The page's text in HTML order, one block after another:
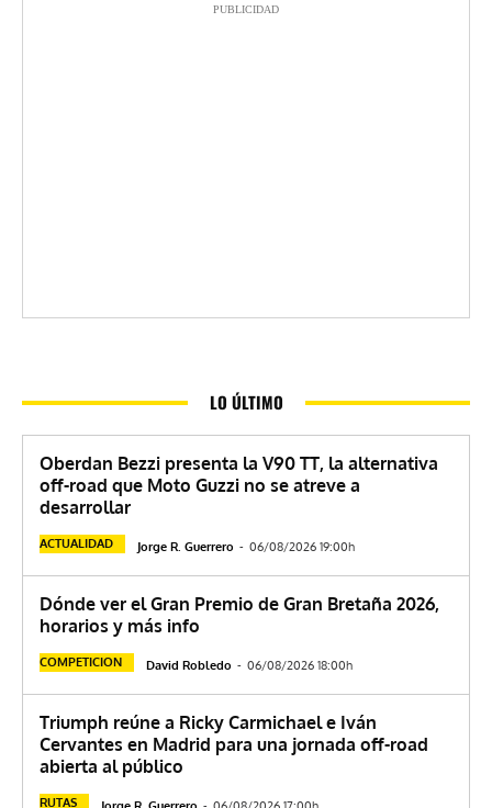
PUBLICIDAD
LO ÚLTIMO
Oberdan Bezzi presenta la V90 TT, la alternativa
off-road que Moto Guzzi no se atreve a
desarrollar
ACTUALIDAD Jorge R. Guerrero - 06/08/2026 19:00h
Dónde ver el Gran Premio de Gran Bretaña 2026,
horarios y más info
COMPETICION David Robledo - 06/08/2026 18:00h
Triumph reúne a Ricky Carmichael e Iván
Cervantes en Madrid para una jornada off-road
abierta al público
RUTAS